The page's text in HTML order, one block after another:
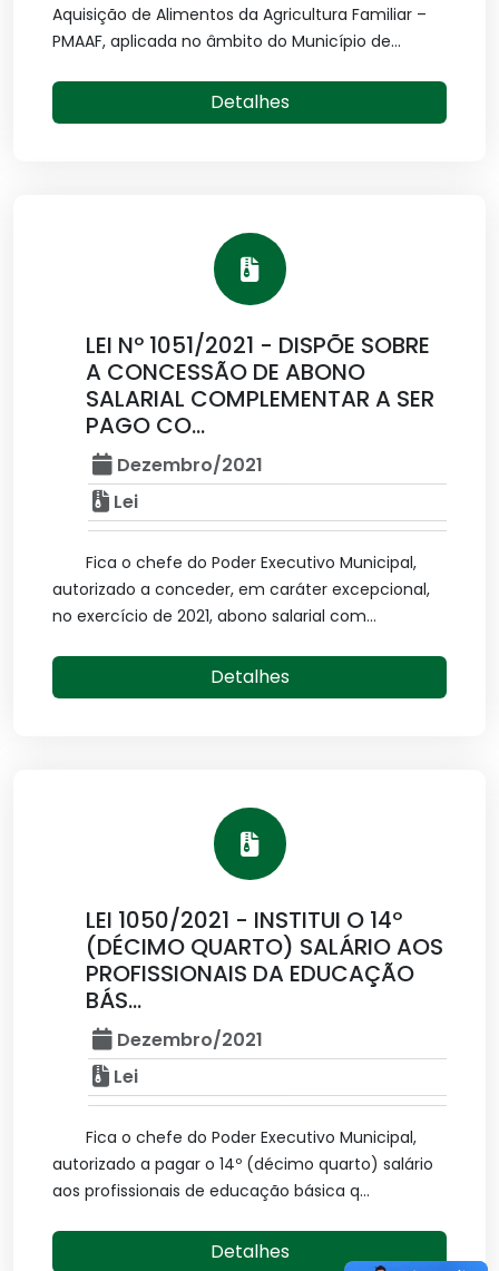
Aquisição de Alimentos da Agricultura Familiar –
PMAAF, aplicada no âmbito do Município de...
Detalhes
LEI Nº 1051/2021 - DISPÕE SOBRE
A CONCESSÃO DE ABONO
SALARIAL COMPLEMENTAR A SER
PAGO CO...
Dezembro/2021
Lei
Fica o chefe do Poder Executivo Municipal,
autorizado a conceder, em caráter excepcional,
no exercício de 2021, abono salarial com...
Detalhes
LEI 1050/2021 - INSTITUI O 14º
(DÉCIMO QUARTO) SALÁRIO AOS
PROFISSIONAIS DA EDUCAÇÃO
BÁS...
Dezembro/2021
Lei
Fica o chefe do Poder Executivo Municipal,
autorizado a pagar o 14º (décimo quarto) salário
aos profissionais de educação básica q...
Detalhes